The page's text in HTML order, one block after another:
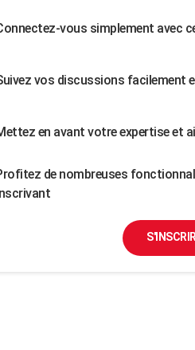
vous simplement avec
vos discussions facilement
en avant votre expertise et
de nombreuses